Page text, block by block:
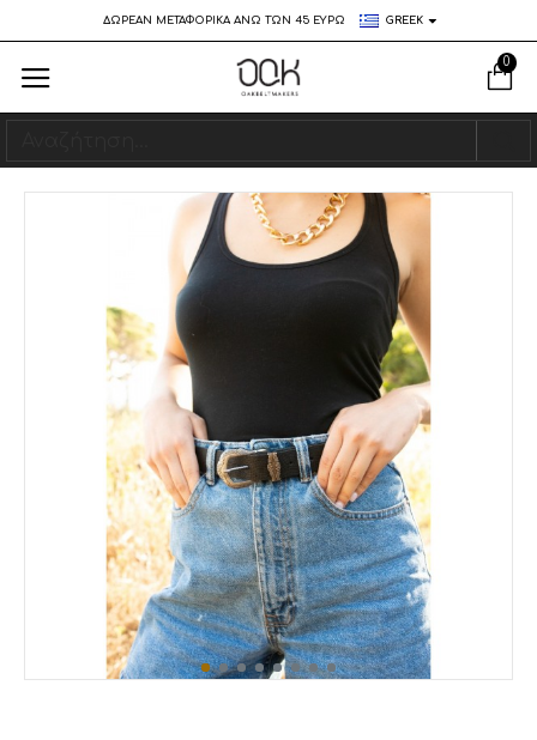
ΔΩΡΕΑΝ ΜΕΤΑΦΟΡΙΚΑ ΑΝΩ ΤΩΝ 45 ΕΥΡΩ GREEK
0